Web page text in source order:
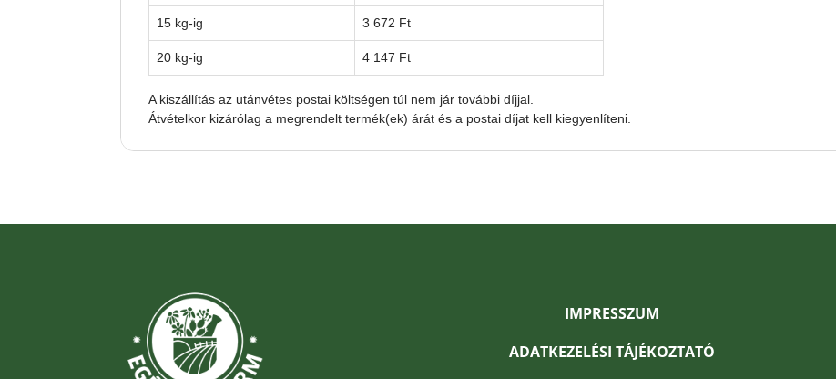
15 kg-ig 3 672 Ft
20 kg-ig 4 147 Ft
A kiszállítás az utánvétes postai költségen túl nem jár további díjjal.
Átvételkor kizárólag a megrendelt termék(ek) árát és a postai díjat kell kiegyenlíteni.
IMPRESSZUM
ADATKEZELÉSI TÁJÉKOZTATÓ